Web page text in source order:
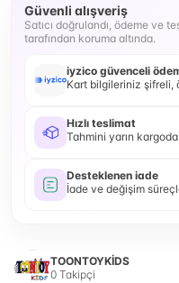
Güvenli alışveriş
Satıcı doğrulandı, ödeme ve
tarafından koruma altında.
iyzico güvenceli
Kart bilgileriniz şifreli,
Hızlı teslimat
Tahmini yarın kargoda
Desteklenen iade
İade ve değişim
TOONTOYKİDS
0 Takipçi